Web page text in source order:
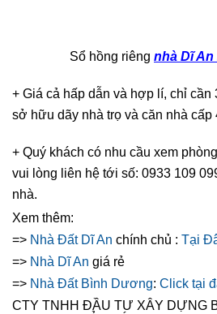
Sổ hồng riêng nhà Dĩ
+ Giá cả hấp dẫn và hợp lí, chỉ cần
sở hữu dãy nhà trọ và căn nhà cấp
+ Quý khách có nhu cầu xem
vui lòng liên hệ tới số: 0933 109
nhà.
Xem thêm:
=> Nhà Đất Dĩ An chính chủ : Tại
=> Nhà Dĩ An giá rẻ
=> Nhà Đất Bình Dương: Click tại
CTY TNHH ĐẦU TƯ XÂY DỰNG